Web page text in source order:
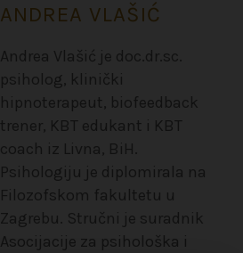
ANDREA VLAŠIĆ
Andrea Vlašić je doc.dr.sc.
psiholog, klinički
hipnoterapeut, biofeedback
trener, KBT edukant i KBT
coach iz Livna, BiH.
Psihologiju je diplomirala na
Filozofskom fakultetu u
Zagrebu. Stručni je suradnik
Asocijacije za psihološka i